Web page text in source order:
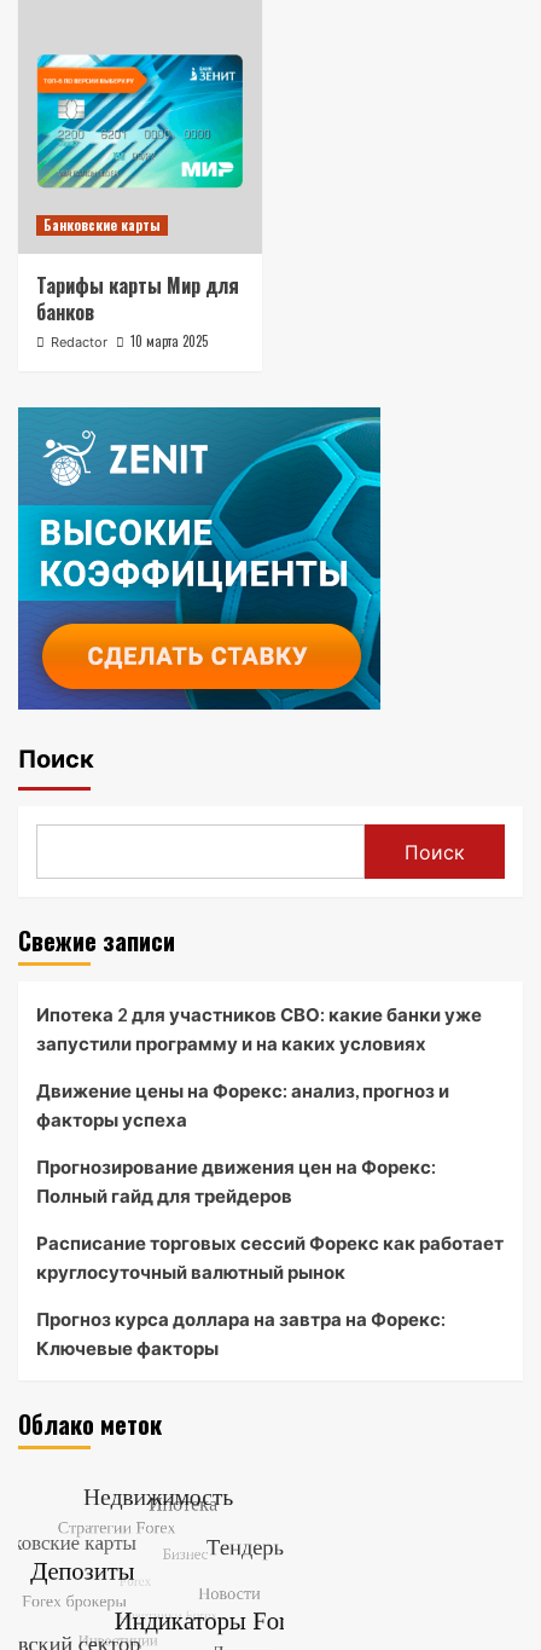
Банковские карты
Тарифы карты Мир для
банков
Redactor 10 марта 2025
Поиск
Поиск
Свежие записи
Ипотека 2 для участников СВО: какие банки уже
запустили программу и на каких условиях
Движение цены на Форекс: анализ, прогноз и
факторы успеха
Прогнозирование движения цен на Форекс:
Полный гайд для трейдеров
Расписание торговых сессий Форекс как работает
круглосуточный валютный рынок
Прогноз курса доллара на завтра на Форекс:
Ключевые факторы
Облако меток